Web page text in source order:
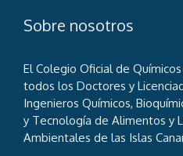
Sobre nosotros
El Colegio Oficial de
todos los Doctores y
Ingenieros Químicos,
y Tecnología de Alimentos y
Ambientales de las Islas